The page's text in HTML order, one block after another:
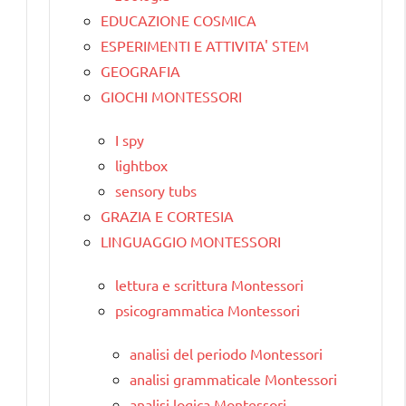
EDUCAZIONE COSMICA
ESPERIMENTI E ATTIVITA' STEM
GEOGRAFIA
GIOCHI MONTESSORI
I spy
lightbox
sensory tubs
GRAZIA E CORTESIA
LINGUAGGIO MONTESSORI
lettura e scrittura Montessori
psicogrammatica Montessori
analisi del periodo Montessori
analisi grammaticale Montessori